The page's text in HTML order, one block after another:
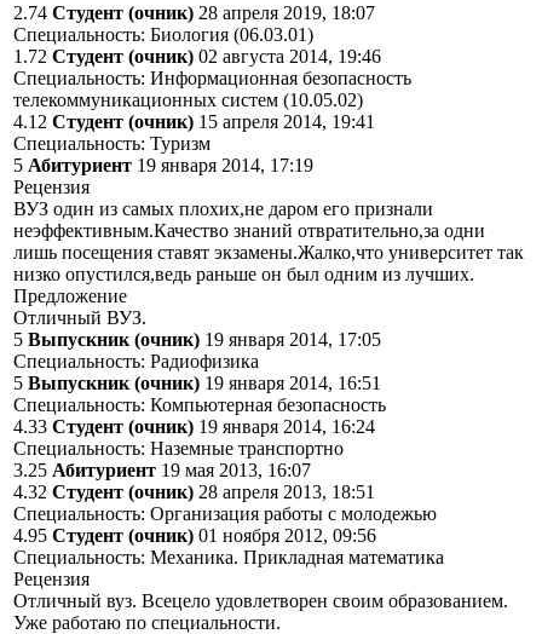
2.74 Студент (очник) 28 апреля 2019, 18:07
Специальность: Биология (06.03.01)
1.72 Студент (очник) 02 августа 2014, 19:46
Специальность: Информационная безопасность
телекоммуникационных систем (10.05.02)
4.12 Студент (очник) 15 апреля 2014, 19:41
Специальность: Туризм
5 Абитуриент 19 января 2014, 17:19
Рецензия
ВУЗ один из самых плохих,не даром его признали
неэффективным.Качество знаний отвратительно,за одни
лишь посещения ставят экзамены.Жалко,что университет так
низко опустился,ведь раньше он был одним из лучших.
Предложение
Отличный ВУЗ.
5 Выпускник (очник) 19 января 2014, 17:05
Специальность: Радиофизика
5 Выпускник (очник) 19 января 2014, 16:51
Специальность: Компьютерная безопасность
4.33 Студент (очник) 19 января 2014, 16:24
Специальность: Наземные транспортно
3.25 Абитуриент 19 мая 2013, 16:07
4.32 Студент (очник) 28 апреля 2013, 18:51
Специальность: Организация работы с молодежью
4.95 Студент (очник) 01 ноября 2012, 09:56
Специальность: Механика. Прикладная математика
Рецензия
Отличный вуз. Всецело удовлетворен своим образованием.
Уже работаю по специальности.